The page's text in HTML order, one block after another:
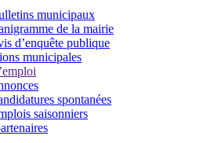
municipaux
de la mairie
d’enquête publique
municipales
spontanées
saisonniers